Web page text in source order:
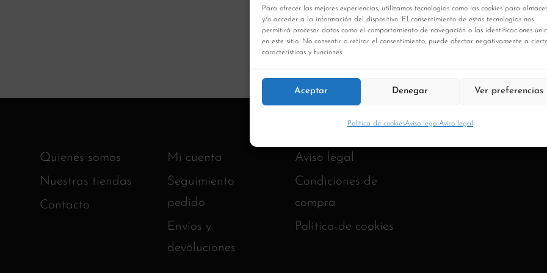
Para ofrecer las mejores experiencias, utilizamos tecnologías como las cookies para
y/o acceder a la información del dispositivo. El consentimiento de estas tecnologías nos
permitirá procesar datos como el comportamiento de navegación o las identificaciones
en este sitio. No consentir o retirar el consentimiento, puede afectar negativamente a
características y funciones.
Aceptar Denegar Ver preferencias
Política de cookiesAviso legal Aviso legal
Quienes somos
Nuestras tiendas
Contacto
Mi cuenta
Seguimiento
pedido
Envíos y
devoluciones
Aviso legal
Condiciones de
compra
Política de cookies